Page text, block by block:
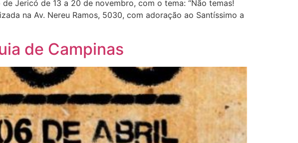
Jericó de 13 a 20 de novembro, com o tema: “Não temas!
na Av. Nereu Ramos, 5030, com adoração ao Santíssimo a
de Campinas